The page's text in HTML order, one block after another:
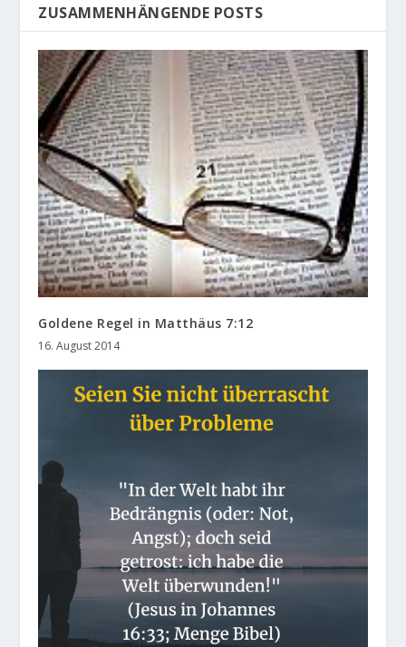
ZUSAMMENHÄNGENDE POSTS
Goldene Regel in Matthäus 7:12
16. August 2014